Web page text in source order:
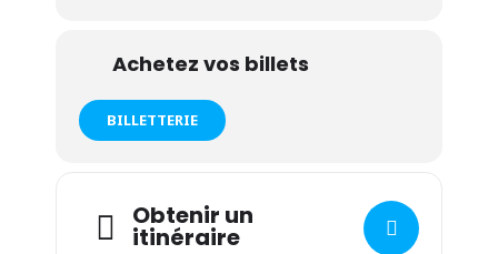
Achetez vos billets
BILLETTERIE
Obtenir un
itinéraire